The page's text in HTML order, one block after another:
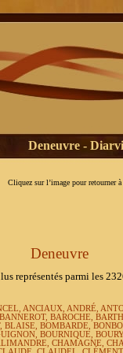
Cliquez sur l’image pour retourner
Deneuvre
parmi les
ANCIAUX, ANDRÉ,
BAROCHE,
BLAISE, BOMBARDE,
BOURNIQUE,
CHAMAGNE,
Deneuvre -